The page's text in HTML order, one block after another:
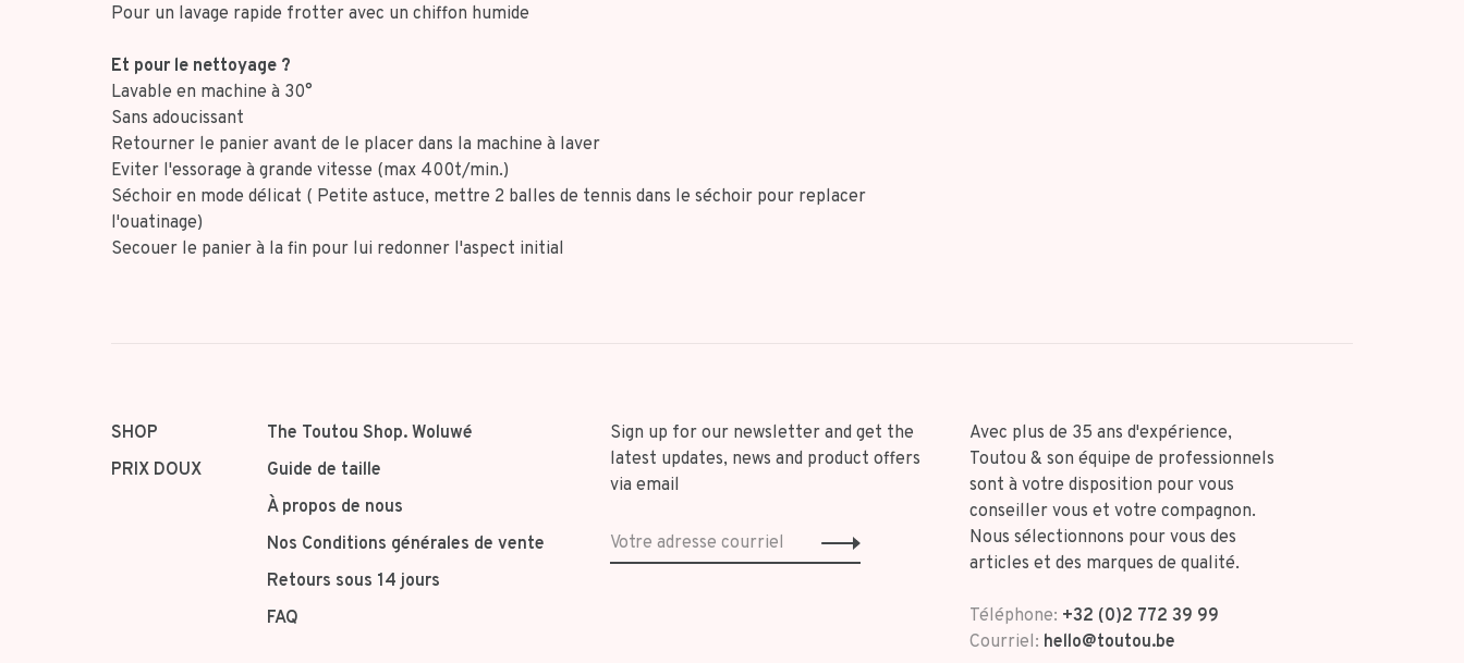
Pour un lavage rapide frotter avec un chiffon humide
Et pour le nettoyage ?
Lavable en machine à 30°
Sans adoucissant
Retourner le panier avant de le placer dans la machine à laver
Eviter l'essorage à grande vitesse (max 400t/min.)
Séchoir en mode délicat ( Petite astuce, mettre 2 balles de tennis dans le séchoir pour replacer
l'ouatinage)
Secouer le panier à la fin pour lui redonner l'aspect initial
SHOP
PRIX DOUX
The Toutou Shop. Woluwé
Guide de taille
À propos de nous
Nos Conditions générales de vente
Retours sous 14 jours
FAQ
Sign up for our newsletter and get the
latest updates, news and product offers
via email
Avec plus de 35 ans d'expérience,
Toutou & son équipe de professionnels
sont à votre disposition pour vous
conseiller vous et votre compagnon.
Nous sélectionnons pour vous des
articles et des marques de qualité.
Téléphone: +32 (0)2 772 39 99
Courriel: hello@toutou.be